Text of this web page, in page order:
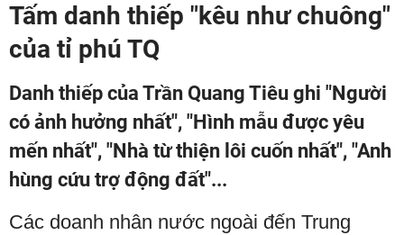
Tấm danh thiếp "kêu như chuông"
của tỉ phú TQ
Danh thiếp của Trần Quang Tiêu ghi "Người
có ảnh hưởng nhất", "Hình mẫu được yêu
mến nhất", "Nhà từ thiện lôi cuốn nhất", "Anh
hùng cứu trợ động đất"...
Các doanh nhân nước ngoài đến Trung